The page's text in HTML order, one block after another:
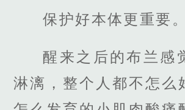
保护好本体更重要。
醒来之后的布兰感
淋漓，整个人都不怎么